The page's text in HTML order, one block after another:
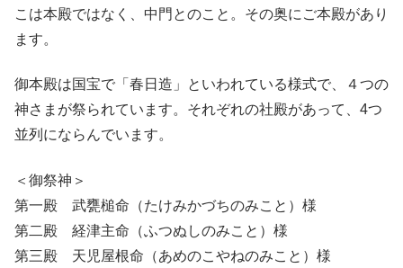
こは本殿ではなく、中門とのこと。その奥にご本殿があり
ます。
御本殿は国宝で「春日造」といわれている様式で、４つの
神さまが祭られています。それぞれの社殿があって、4つ
並列にならんでいます。
＜御祭神＞
第一殿 武甕槌命（たけみかづちのみこと）様
第二殿 経津主命（ふつぬしのみこと）様
第三殿 天児屋根命（あめのこやねのみこと）様